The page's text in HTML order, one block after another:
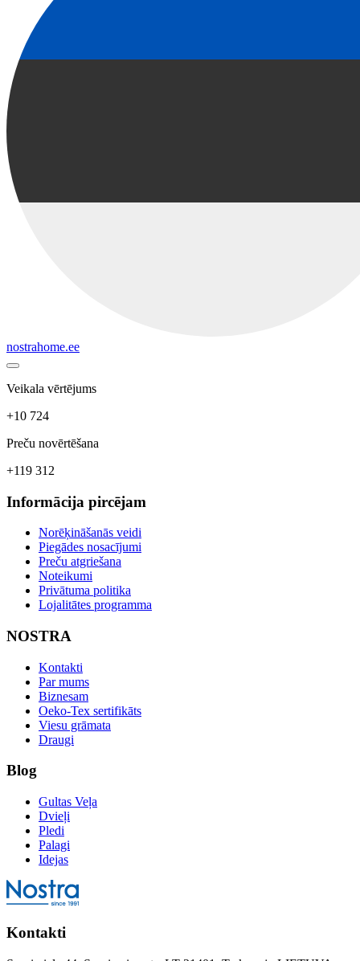
nostrahome.ee
Veikala vērtējums
+10 724
Preču novērtēšana
+119 312
Informācija pircējam
Norēķināšanās veidi
Piegādes nosacījumi
Preču atgriešana
Noteikumi
Privātuma politika
Lojalitātes programma
NOSTRA
Kontakti
Par mums
Biznesam
Oeko-Tex sertifikāts
Viesu grāmata
Draugi
Blog
Gultas Veļa
Dvieļi
Pledi
Palagi
Idejas
Kontakti